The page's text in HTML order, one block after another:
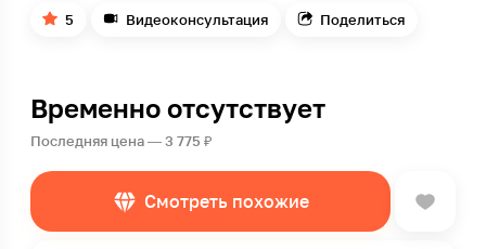
5 Видеоконсультация Поделиться
Временно отсутствует
Последняя цена — 3 775 ₽
Смотреть похожие